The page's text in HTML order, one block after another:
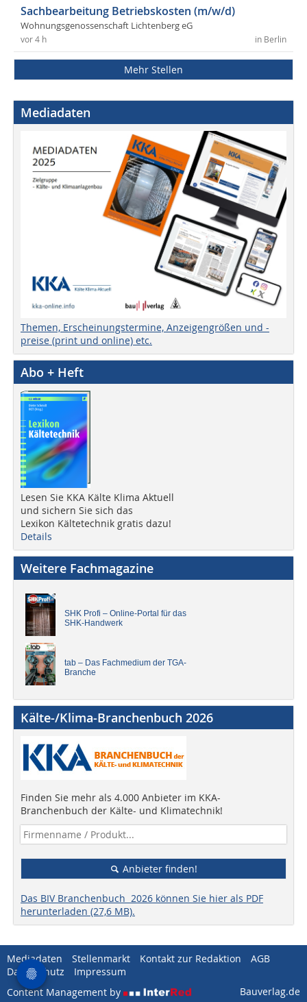
Sachbearbeitung Betriebskosten (m/w/d)
Wohnungsgenossenschaft Lichtenberg eG
in Berlin
vor 4 h
Mehr Stellen
Mediadaten
Themen, Erscheinungstermine, Anzeigengrößen und -
preise (print und online) etc.
Abo + Heft
Lesen Sie KKA Kälte Klima Aktuell
und sichern Sie sich das
Lexikon Kältetechnik gratis dazu!
Details
Weitere Fachmagazine
SHK Profi – Online-Portal für das
SHK-Handwerk
tab – Das Fachmedium der TGA-
Branche
Kälte-/Klima-Branchenbuch 2026
Finden Sie mehr als 4.000 Anbieter im KKA-
Branchenbuch der Kälte- und Klimatechnik!
Anbieter finden!
Das BIV Branchenbuch 2026 können Sie hier als PDF
herunterladen (27,6 MB).
Mediadaten Stellenmarkt Kontakt zur Redaktion
AGB
Datenschutz
Impressum
Content Management by
Bauverlag.de